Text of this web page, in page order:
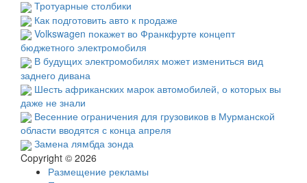
Тротуарные столбики
Как подготовить авто к продаже
Volkswagen покажет во Франкфурте концепт
бюджетного электромобиля
В будущих электромобилях может измениться вид
заднего дивана
Шесть африканских марок автомобилей, о которых вы
даже не знали
Весенние ограничения для грузовиков в Мурманской
области вводятся с конца апреля
Замена лямбда зонда
Copyright © 2026
Размещение рекламы